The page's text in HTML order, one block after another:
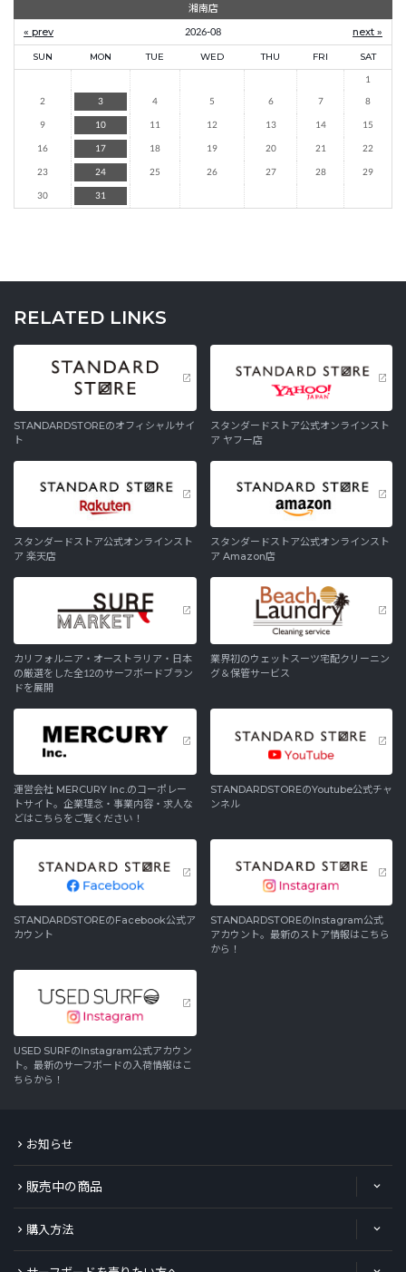
湘南店
« prev
2026-08 next »
SUN MON TUE WED THU FRI
SAT
1
2
3 4 5 6 7
8
9
10 11 12 13 14
15
16
17 18 19 20 21
22
23
24 25 26 27 28
29
30
31
RELATED LINKS
STANDARDSTOREのオフィシャルサイ
ト
スタンダードストア公式オンラインスト
ア ヤフー店
スタンダードストア公式オンラインスト
ア 楽天店
スタンダードストア公式オンラインスト
ア Amazon店
カリフォルニア・オーストラリア・日本
の厳選をした全12のサーフボードブラン
ドを展開
業界初のウェットスーツ宅配クリーニン
グ＆保管サービス
運営会社 MERCURY Inc.のコーポレー
トサイト。企業理念・事業内容・求人な
どはこちらをご覧ください！
STANDARDSTOREのYoutube公式チャ
ンネル
STANDARDSTOREのFacebook公式ア
カウント
STANDARDSTOREのInstagram公式
アカウント。最新のストア情報はこちら
から！
USED SURFのInstagram公式アカウン
ト。最新のサーフボードの入荷情報はこ
ちらから！
お知らせ
販売中の商品
購入方法